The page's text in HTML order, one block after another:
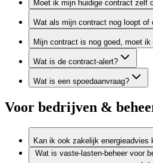
Moet ik mijn huidige contract zelf
Wat als mijn contract nog loopt of
Mijn contract is nog goed, moet ik
Wat is de contract-alert?
Wat is een spoedaanvraag?
Voor bedrijven &
Kan ik ook zakelijk energieadvies
Wat is vaste-lasten-beheer voor